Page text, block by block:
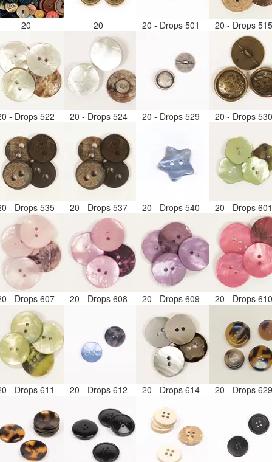
20 20 20 - Drops 501 20 - Drops
- Drops 522 20 - Drops 524 20 - Drops 529 20 - Drops
- Drops 535 20 - Drops 537 20 - Drops 540 20 - Drops
- Drops 607 20 - Drops 608 20 - Drops 609 20 - Drops
- Drops 611 20 - Drops 612 20 - Drops 614 20 - Drops